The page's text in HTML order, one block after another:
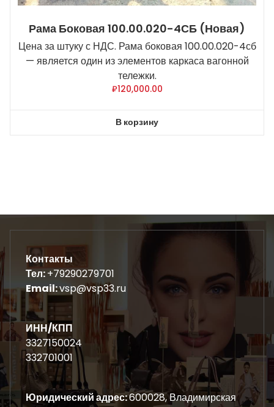
Рама Боковая 100.00.020-4СБ (новая)
Цена за штуку с НДС. Рама боковая 100.00.020-4сб
— является один из элементов каркаса вагонной
тележки.
₽120,000.00
В корзину
Контакты
Тел:+79290279701
Email:vsp@vsp33.ru
ИНН/КПП
3327150024
332701001
Юридический адрес:600028, Владимирская